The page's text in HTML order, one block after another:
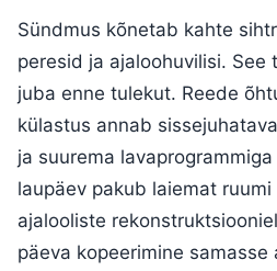
Sündmus kõnetab kahte
peresid ja ajaloohuvilisi. See
juba enne tulekut. Reede
külastus annab
ja suurema
laupäev pakub laiemat
ajalooliste
päeva kopeerimine samasse